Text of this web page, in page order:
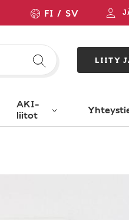
FI SV
LIITY
AKI-
liitot